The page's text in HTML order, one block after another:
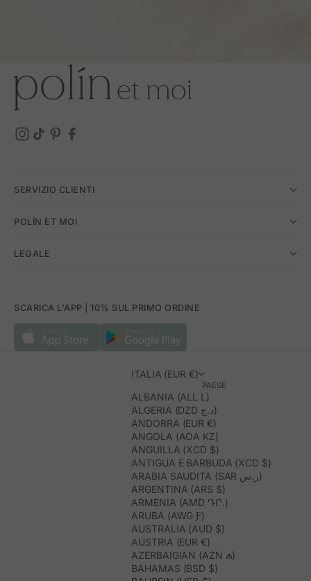
SERVIZIO CLIENTI
POLÍN ET MOI
LEGALE
SCARICA L'APP | 10% SUL PRIMO ORDINE
ITALIA (EUR €)
PAESE
ALBANIA (ALL L)
ALGERIA (DZD د.ج)
ANDORRA (EUR €)
ANGOLA (AOA KZ)
ANGUILLA (XCD $)
ANTIGUA E BARBUDA (XCD $)
ARABIA SAUDITA (SAR ر.س)
ARGENTINA (ARS $)
ARMENIA (AMD ԴՐ.)
ARUBA (AWG Ƒ)
AUSTRALIA (AUD $)
AUSTRIA (EUR €)
AZERBAIGIAN (AZN ₼)
BAHAMAS (BSD $)